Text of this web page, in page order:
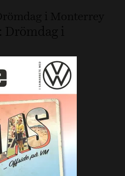
i Monterrey
Drömdag i